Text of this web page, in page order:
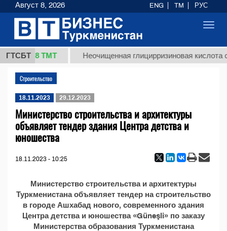
ГТСБТ37,8 ТМТ Неочищенная глицирризиновая кислота
Строительство
18.11.2023 29.12.2023
Министерство строительства и архитектуры
объявляет тендер здания Центра детства и
юношества
18.11.2023 - 10:25
Министерство строительства и архитектуры
Туркменистана объявляет тендер на строительство
в городе Ашхабад нового, современного здания
Центра детства и юношества «Güneşli» по заказу
Министерства образования Туркменистана
Август 8, 2026 ENG TM РУС